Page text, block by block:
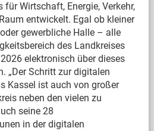
Wirtschaft, Energie, Verkehr,
entwickelt. Egal ob kleiner
gewerbliche Halle – alle
des Landkreises
elektronisch über dieses
„Der Schritt zur digitalen
Kassel ist auch von großer
neben den vielen zu
seine 28
in der digitalen